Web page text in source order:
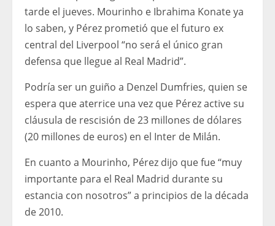
tarde el jueves. Mourinho e Ibrahima Konate ya
lo saben, y Pérez prometió que el futuro ex
central del Liverpool “no será el único gran
defensa que llegue al Real Madrid”.
Podría ser un guiño a Denzel Dumfries, quien se
espera que aterrice una vez que Pérez active su
cláusula de rescisión de 23 millones de dólares
(20 millones de euros) en el Inter de Milán.
En cuanto a Mourinho, Pérez dijo que fue “muy
importante para el Real Madrid durante su
estancia con nosotros” a principios de la década
de 2010.